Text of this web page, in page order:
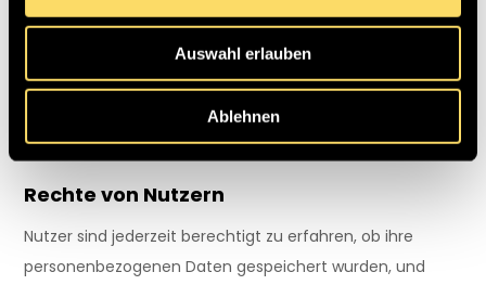
Auswahl erlauben
Ablehnen
enthaltene Informationen
Weitere Informationen über die Erhebung oder
Verarbeitung von personenbezogenen Daten können
jederzeit von der verantwortlichen Stelle über die
angegebenen Kontaktangaben angefordert werden.
Rechte von Nutzern
Nutzer sind jederzeit berechtigt zu erfahren, ob ihre
personenbezogenen Daten gespeichert wurden, und